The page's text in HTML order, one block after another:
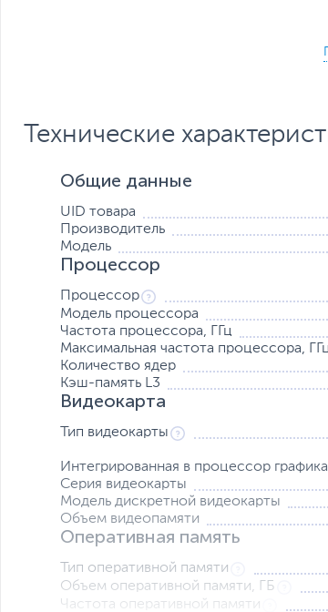
Ноутбук с
Vivobook Pro 15 OLED – это
на OLED-дисплее формата
конфигурация с мобильным
NVIDIA GeForce RTX 3050 будет
эффективной
Технические
Общие данные
UID товара
Производитель
Модель
Процессор
Процессор
Модель процессора
Частота процессора, ГГц
Максимальная частота процессора,
Количество ядер
Кэш-память L3
Видеокарта
Тип видеокарты
Интегрированная в процессор графика
Серия видеокарты
Модель дискретной видеокарты
Объем видеопамяти
Оперативная память
Тип оперативной памяти
Объем оперативной памяти, ГБ
Частота оперативной памяти